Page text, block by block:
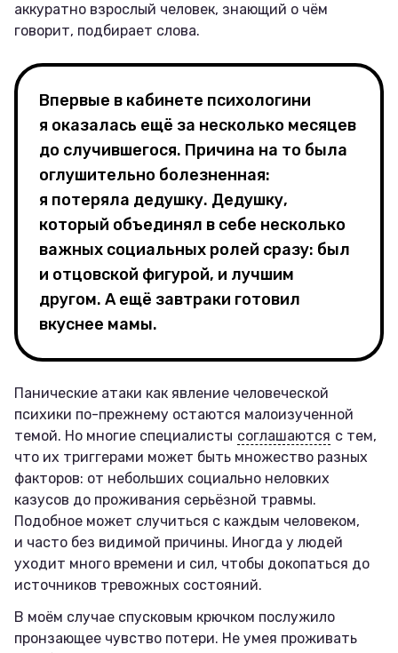
аккуратно взрослый человек, знающий о чём
говорит, подбирает слова.
Впервые в кабинете психологини
я оказалась ещё за несколько месяцев
до случившегося. Причина на то была
оглушительно болезненная:
я потеряла дедушку. Дедушку,
который объединял в себе несколько
важных социальных ролей сразу: был
и отцовской фигурой, и лучшим
другом. А ещё завтраки готовил
вкуснее мамы.
Панические атаки как явление человеческой
психики по-прежнему остаются малоизученной
темой. Но многие специалисты соглашаются с тем,
что их триггерами может быть множество разных
факторов: от небольших социально неловких
казусов до проживания серьёзной травмы.
Подобное может случиться с каждым человеком,
и часто без видимой причины. Иногда у людей
уходит много времени и сил, чтобы докопаться до
источников тревожных состояний.
В моём случае спусковым крючком послужило
пронзающее чувство потери. Не умея проживать